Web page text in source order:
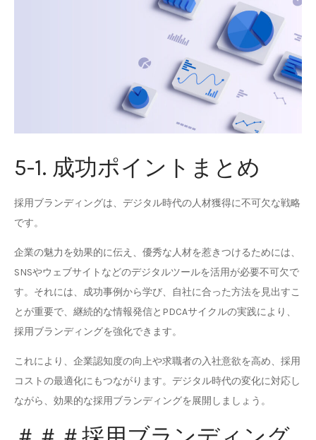
5-1. 成功ポイントまとめ
採用ブランディングは、デジタル時代の人材獲得に不可欠な戦略
です。
企業の魅力を効果的に伝え、優秀な人材を惹きつけるためには、
SNSやウェブサイトなどのデジタルツールを活用が必要不可欠で
す。それには、成功事例から学び、自社に合った方法を見出すこ
とが重要で、継続的な情報発信とPDCAサイクルの実践により、
採用ブランディングを強化できます。
これにより、企業認知度の向上や求職者の入社意欲を高め、採用
コストの最適化にもつながります。デジタル時代の変化に対応し
ながら、効果的な採用ブランディングを展開しましょう。